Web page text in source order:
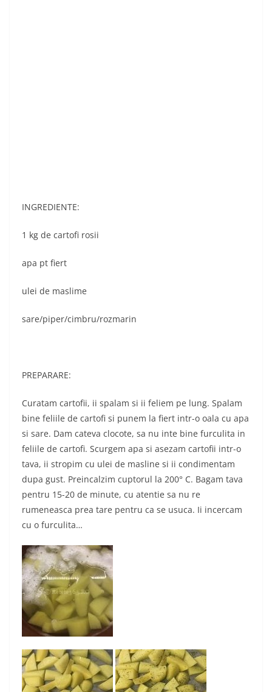
INGREDIENTE:
1 kg de cartofi rosii
apa pt fiert
ulei de maslime
sare/piper/cimbru/rozmarin
PREPARARE:
Curatam cartofii, ii spalam si ii feliem pe lung. Spalam
bine feliile de cartofi si punem la fiert intr-o oala cu apa
si sare. Dam cateva clocote, sa nu inte bine furculita in
feliile de cartofi. Scurgem apa si asezam cartofii intr-o
tava, ii stropim cu ulei de masline si ii condimentam
dupa gust. Preincalzim cuptorul la 200° C. Bagam tava
pentru 15-20 de minute, cu atentie sa nu re
rumeneasca prea tare pentru ca se usuca. Ii incercam
cu o furculita…